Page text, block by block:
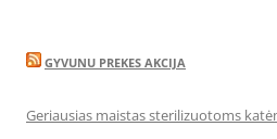
GYVUNU PREKES AKCIJA
Geriausias maistas sterilizuotoms